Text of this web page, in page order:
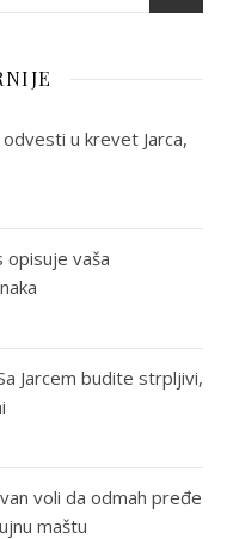
u krevet Jarca,
opisuje vaša
Jarcem budite strpljivi,
voli da odmah pređe
maštu